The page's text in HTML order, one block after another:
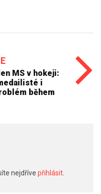
MS v hokeji:
i
během
nejdříve přihlásit